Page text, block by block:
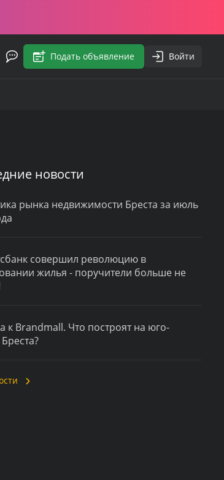
Подать объявление Войти
новости
рынка недвижимости Бреста за июль
совершил революцию в
жилья - поручители больше не
к Brandmall. Что построят на юго-